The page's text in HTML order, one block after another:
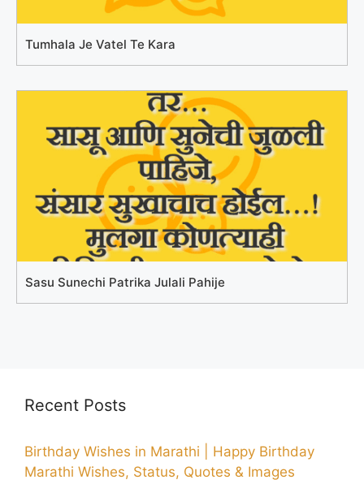
Tumhala Je Vatel Te Kara
Sasu Sunechi Patrika Julali Pahije
Recent Posts
Birthday Wishes in Marathi | Happy Birthday
Marathi Wishes, Status, Quotes & Images